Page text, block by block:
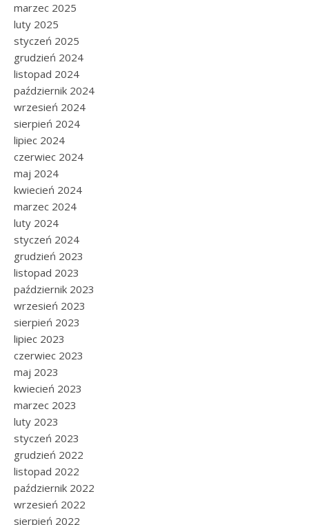
marzec 2025
luty 2025
styczeń 2025
grudzień 2024
listopad 2024
październik 2024
wrzesień 2024
sierpień 2024
lipiec 2024
czerwiec 2024
maj 2024
kwiecień 2024
marzec 2024
luty 2024
styczeń 2024
grudzień 2023
listopad 2023
październik 2023
wrzesień 2023
sierpień 2023
lipiec 2023
czerwiec 2023
maj 2023
kwiecień 2023
marzec 2023
luty 2023
styczeń 2023
grudzień 2022
listopad 2022
październik 2022
wrzesień 2022
sierpień 2022